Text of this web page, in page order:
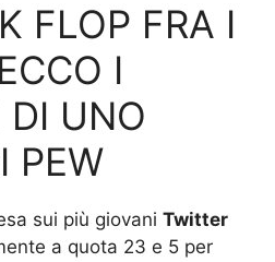
FLOP FRA I
I
DI UNO
PEW
sui più giovani Twitter
a quota 23 e 5 per